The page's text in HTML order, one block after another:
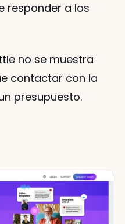
responder a los
no se muestra
contactar con la
presupuesto.